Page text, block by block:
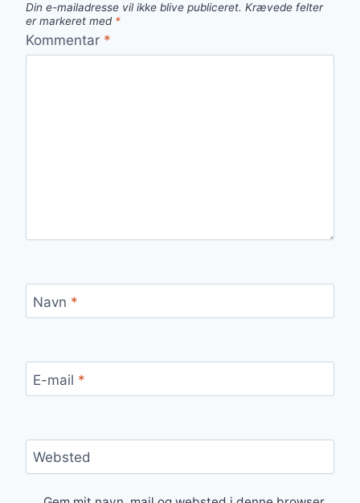
Din e-mailadresse vil ikke blive publiceret. Krævede felter
er markeret med *
Kommentar *
Navn *
E-mail *
Websted